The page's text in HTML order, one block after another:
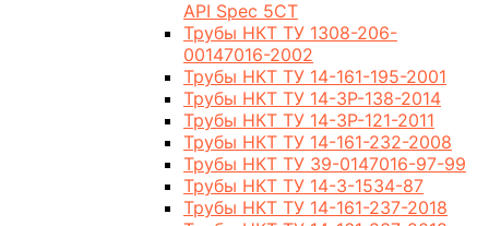
API Spec 5CT
Трубы НКТ ТУ 1308-206-
00147016-2002
Трубы НКТ ТУ 14-161-195-2001
Трубы НКТ ТУ 14-3Р-138-2014
Трубы НКТ ТУ 14-3Р-121-2011
Трубы НКТ ТУ 14-161-232-2008
Трубы НКТ ТУ 39-0147016-97-99
Трубы НКТ ТУ 14-3-1534-87
Трубы НКТ ТУ 14-161-237-2018